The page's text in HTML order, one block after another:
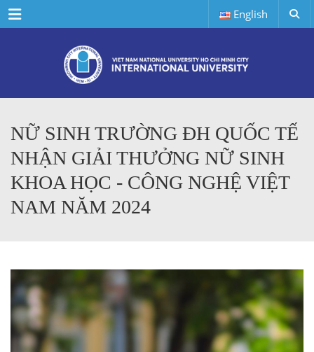
Menu English
NỮ SINH TRƯỜNG ĐH QUỐC TẾ
NHẬN GIẢI THƯỞNG NỮ SINH
KHOA HỌC - CÔNG NGHỆ VIỆT
NAM NĂM 2024